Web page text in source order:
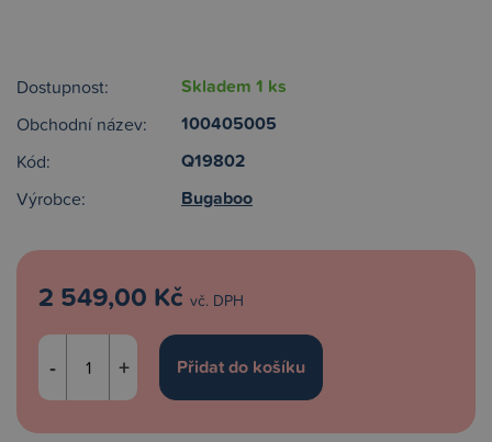
Dostupnost: Skladem 1 ks
Obchodní název: 100405005
Kód: Q19802
Výrobce: Bugaboo
2 549,00 Kč vč. DPH
- +